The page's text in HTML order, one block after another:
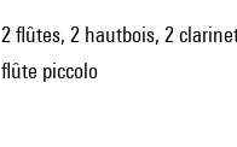
2 flûtes, 2 hautbois, 2
flûte piccolo